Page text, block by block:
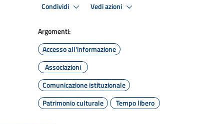
Condividi Vedi azioni
Argomenti:
Accesso all'informazione
Associazioni
Comunicazione istituzionale
Patrimonio culturale
Tempo libero